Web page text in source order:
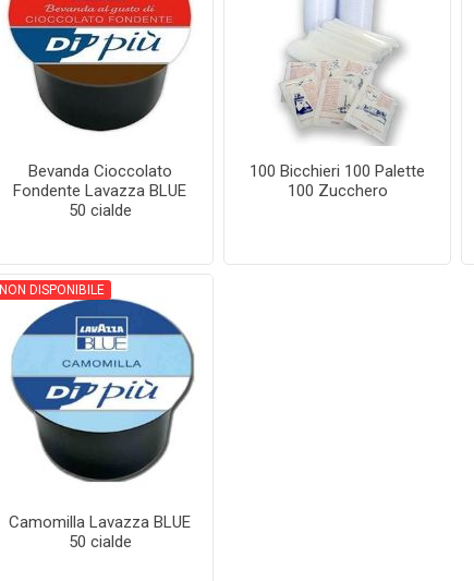
Bevanda Cioccolato
Fondente Lavazza BLUE
50 cialde
100 Bicchieri 100 Palette
100 Zucchero
NON DISPONIBILE
Camomilla Lavazza BLUE
50 cialde